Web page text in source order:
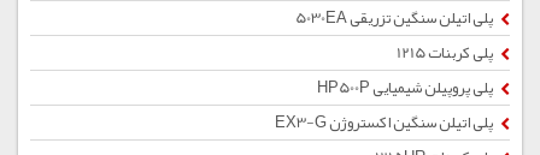
پلی اتیلن سنگین تزریقی 5030EA
پلی کربنات 1215
پلی پروپیلن شیمیایی HP500P
پلی اتیلن سنگین اکستروژن EX3-G